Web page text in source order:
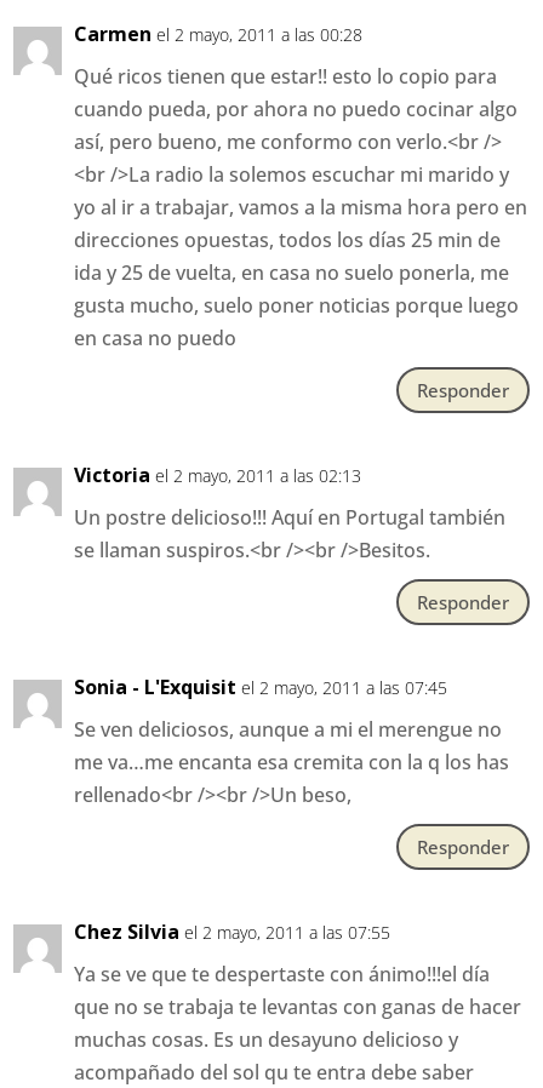
Carmen el 2 mayo, 2011 a las 00:28
Qué ricos tienen que estar!! esto lo copio para
cuando pueda, por ahora no puedo cocinar algo
así, pero bueno, me conformo con verlo.<br />
<br />La radio la solemos escuchar mi marido y
yo al ir a trabajar, vamos a la misma hora pero en
direcciones opuestas, todos los días 25 min de
ida y 25 de vuelta, en casa no suelo ponerla, me
gusta mucho, suelo poner noticias porque luego
en casa no puedo
Responder
Victoria el 2 mayo, 2011 a las 02:13
Un postre delicioso!!! Aquí en Portugal también
se llaman suspiros.<br /><br />Besitos.
Responder
Sonia - L'Exquisit el 2 mayo, 2011 a las 07:45
Se ven deliciosos, aunque a mi el merengue no
me va…me encanta esa cremita con la q los has
rellenado<br /><br />Un beso,
Responder
Chez Silvia el 2 mayo, 2011 a las 07:55
Ya se ve que te despertaste con ánimo!!!el día
que no se trabaja te levantas con ganas de hacer
muchas cosas. Es un desayuno delicioso y
acompañado del sol qu te entra debe saber